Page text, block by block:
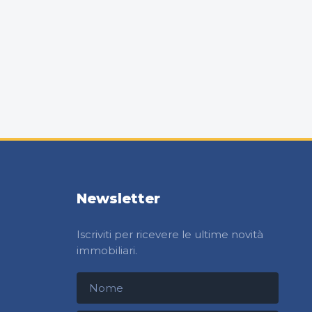
Newsletter
Iscriviti per ricevere le ultime novità
immobiliari.
Nome